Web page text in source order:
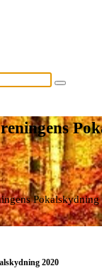
Pokalskydning
2020